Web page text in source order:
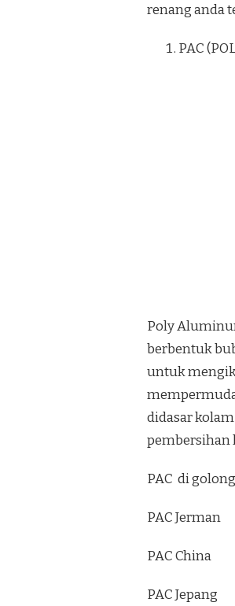
renang anda
PAC
Poly
berbentuk
untuk
didasar
pembersihan
PAC di
PAC Jerman
PAC China
PAC Jepang